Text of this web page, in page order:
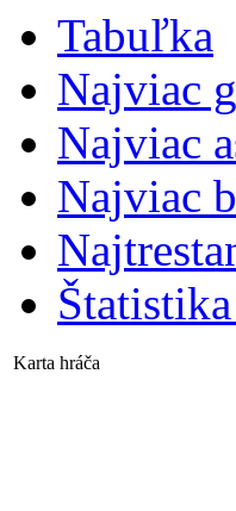
Tabuľka
Najviac
Najviac
Najviac
Karta hráča